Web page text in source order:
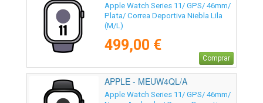
Apple Watch Series 11/ GPS/ 46mm/
Plata/ Correa Deportiva Niebla Lila
(M/L)
499,00 €
Comprar
APPLE - MEUW4QL/A
Apple Watch Series 11/ GPS/ 46mm/